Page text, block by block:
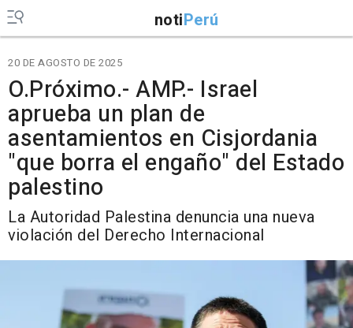
notiPerú
20 DE AGOSTO DE 2025
O.Próximo.- AMP.- Israel
aprueba un plan de
asentamientos en Cisjordania
"que borra el engaño" del Estado
palestino
La Autoridad Palestina denuncia una nueva
violación del Derecho Internacional